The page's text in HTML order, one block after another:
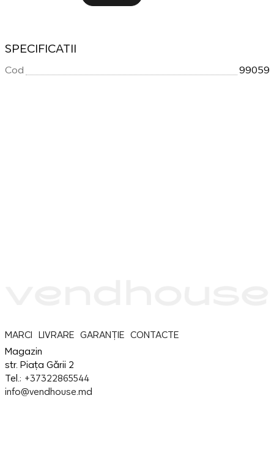
SPECIFICATII
Cod 99059
MARCI LIVRARE GARANȚIE
CONTACTE
Magazin
str. Piața Gării 2
Tel.: +37322865544
info@vendhouse.md